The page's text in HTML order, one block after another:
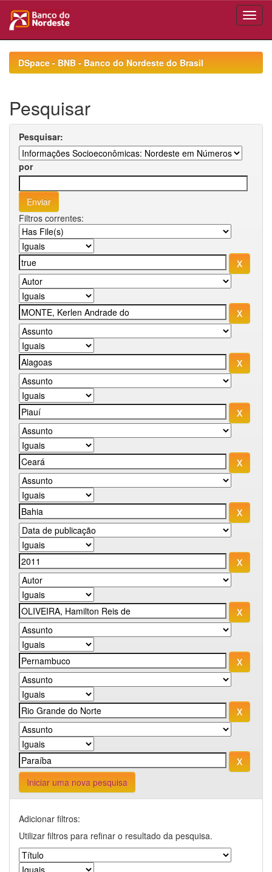
navigationDSpace - BNB - Banco do Nordeste do Brasil
Pesquisar
Pesquisar:
por
Filtros correntes:
Iniciar uma nova pesquisa
Adicionar filtros:
Utilizar filtros para refinar o resultado da pesquisa.